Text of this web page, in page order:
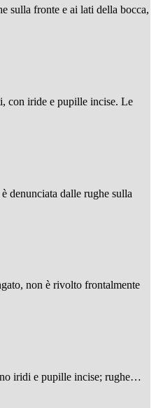
sulla fronte e ai lati della bocca,
con iride e pupille incise. Le
denunciata dalle rughe sulla
non è rivolto frontalmente
iridi e pupille incise; rughe…